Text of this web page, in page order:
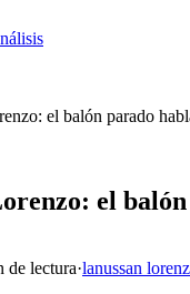
el balón parado
el
de lectura·lanussan